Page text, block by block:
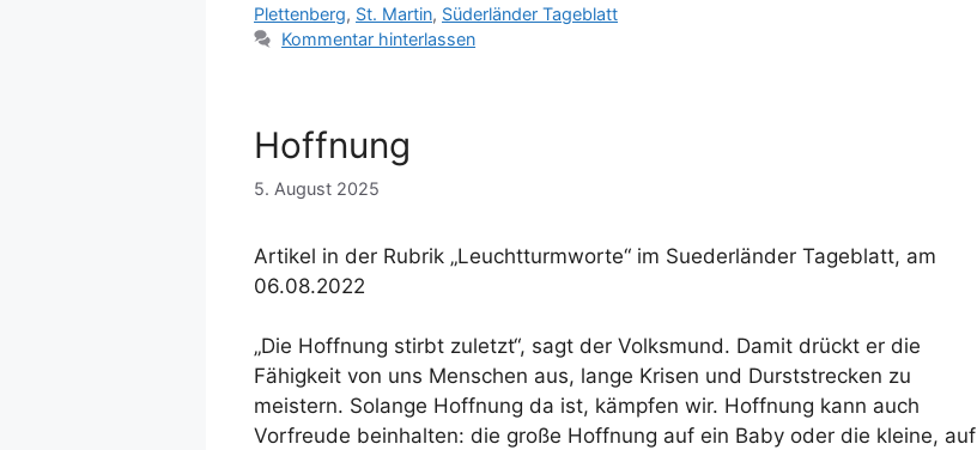
Plettenberg, St. Martin, Süderländer Tageblatt
Kommentar hinterlassen
Hoffnung
5. August 2025
Artikel in der Rubrik „Leuchtturmworte“ im Suederländer Tageblatt, am
06.08.2022
„Die Hoffnung stirbt zuletzt“, sagt der Volksmund. Damit drückt er die
Fähigkeit von uns Menschen aus, lange Krisen und Durststrecken zu
meistern. Solange Hoffnung da ist, kämpfen wir. Hoffnung kann auch
Vorfreude beinhalten: die große Hoffnung auf ein Baby oder die kleine, auf